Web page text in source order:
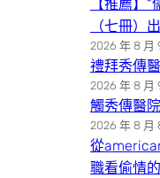
【推薦】
（七冊）
2026 年 8 月
禮拜秀傳
2026 年 8 月
觸秀傳醫
2026 年 8 月
從
職看偷情